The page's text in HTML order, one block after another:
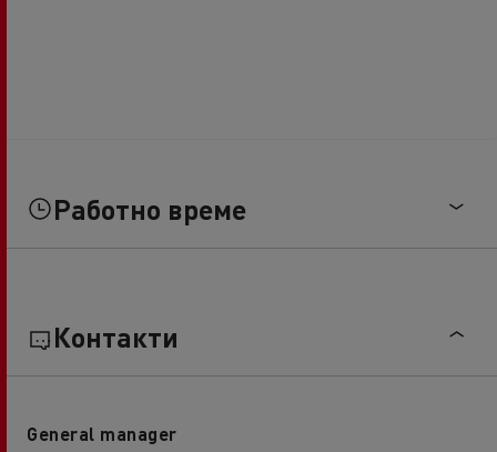
Работно време
Контакти
General manager